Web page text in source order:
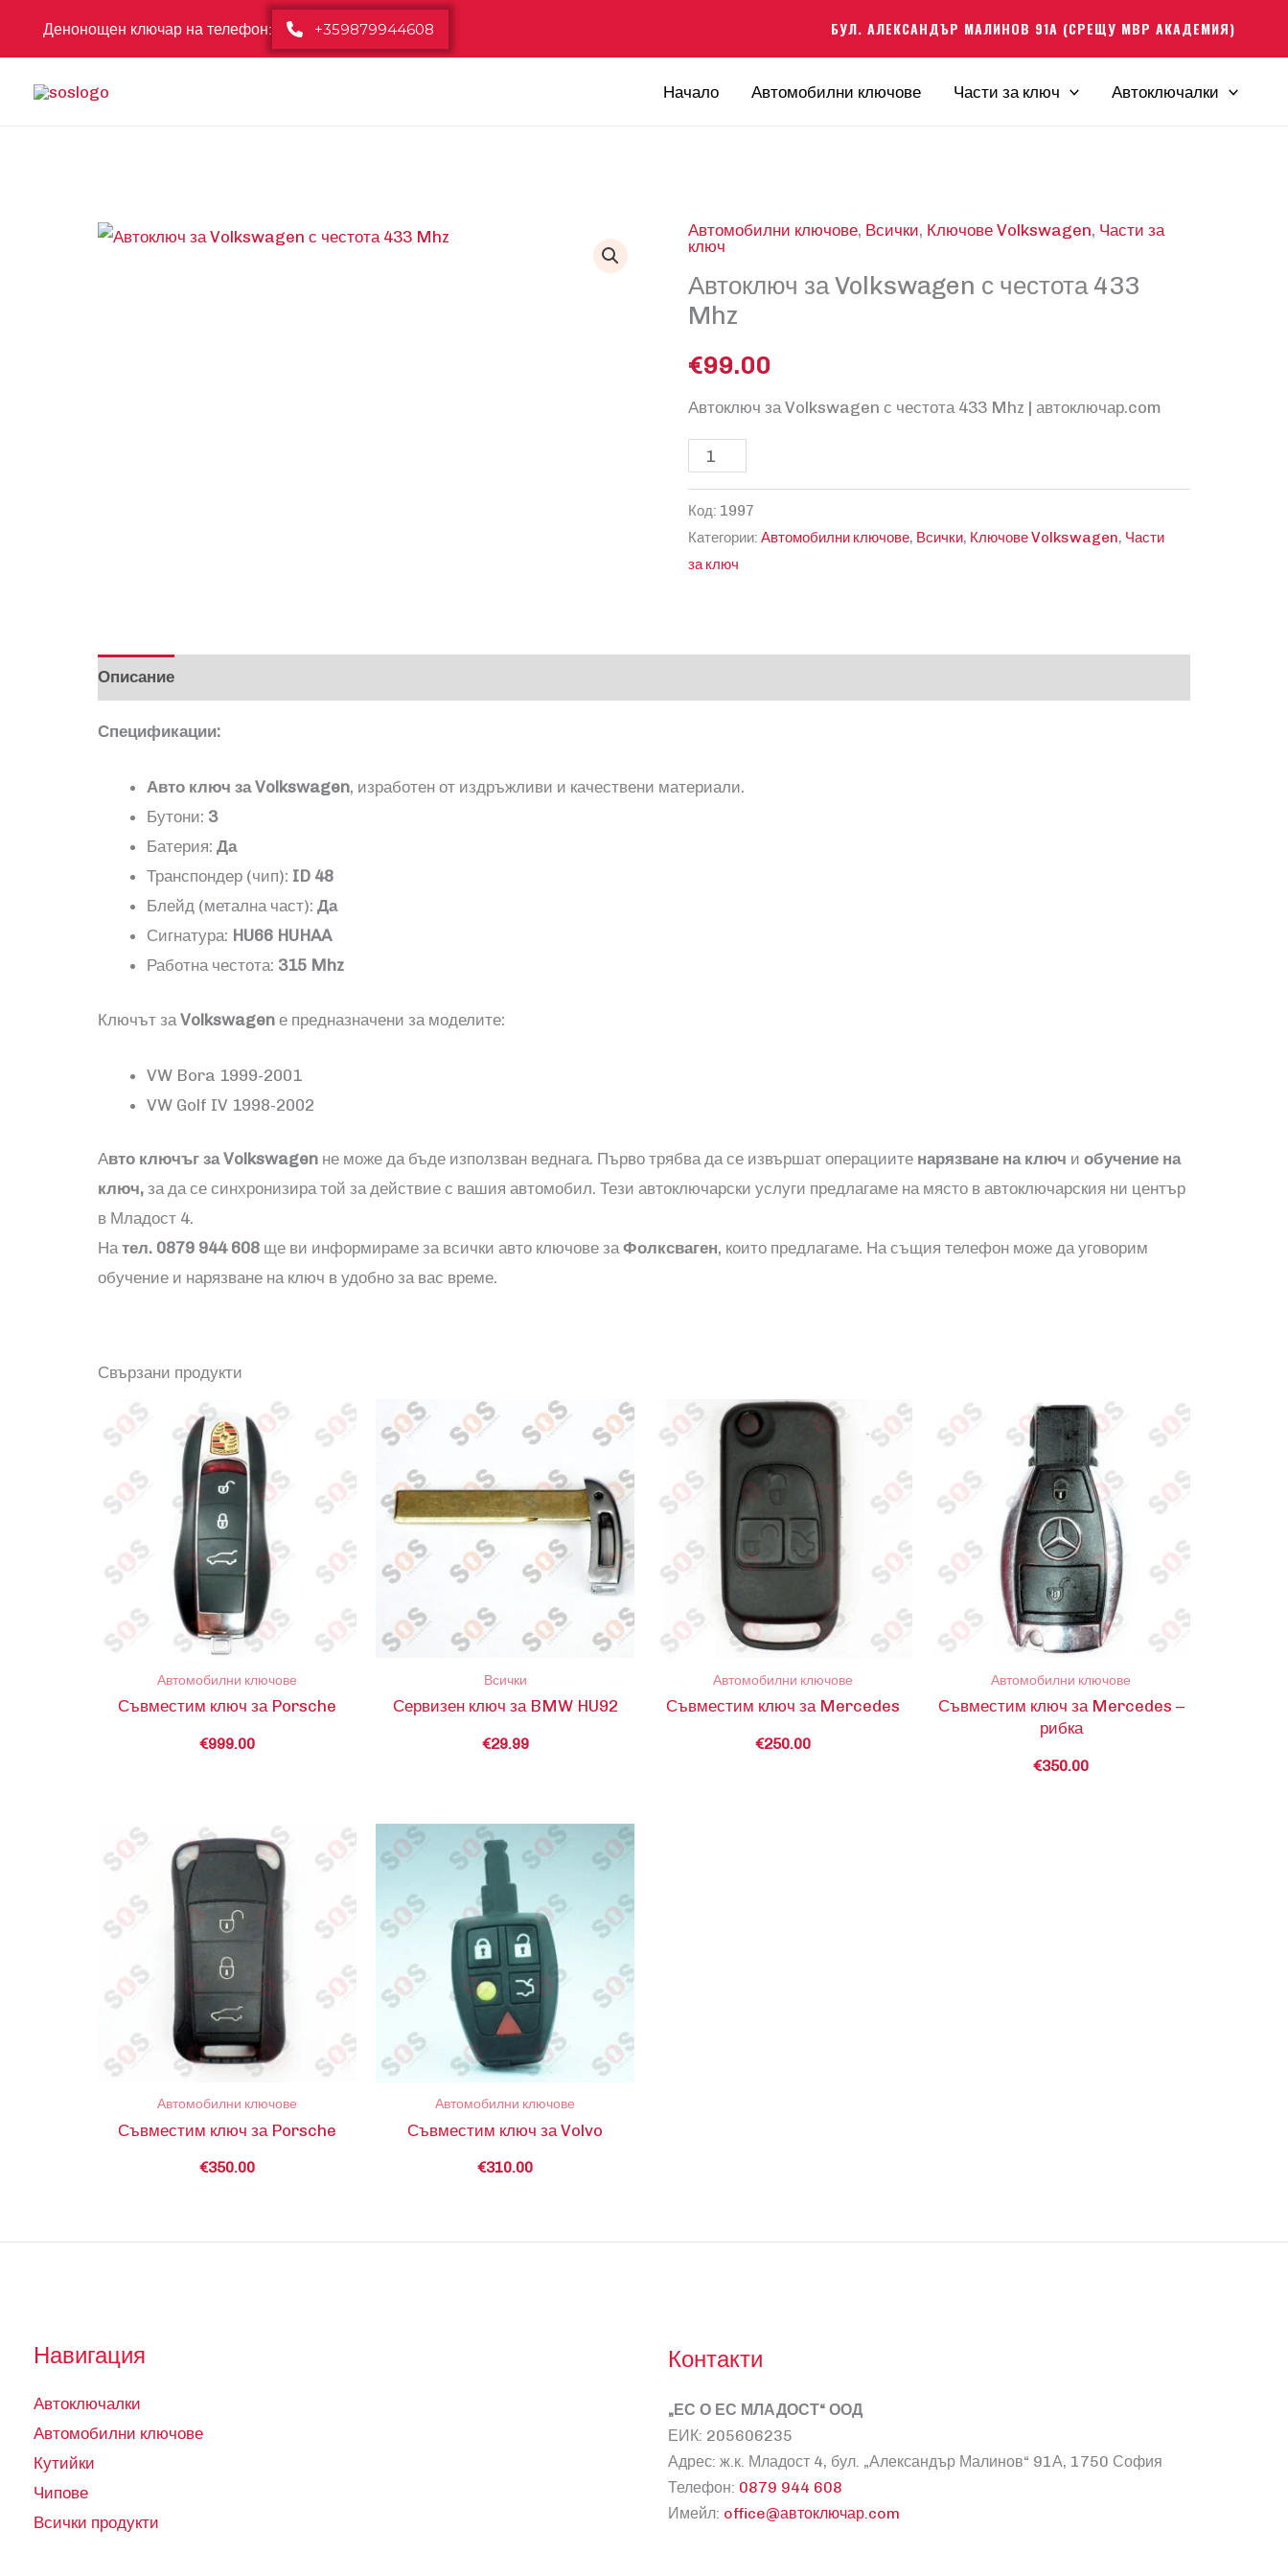
Денонощен ключар на телефон: +359879944608 БУЛ. АЛЕКСАНДЪР МАЛИНОВ 91А (СРЕЩУ МВР АКАДЕМИЯ)
Начало Автомобилни ключове Части за ключ Автоключалки
Автомобилни ключове, Всички, Ключове Volkswagen, Части за
ключ
Автоключ за Volkswagen с честота 433
Mhz
€99.00
Автоключ за Volkswagen с честота 433 Mhz | автоключар.com
количество
Автоключ
за
Volkswagen
433
Код: 1997
Категории: Автомобилни ключове, Всички, Ключове Volkswagen, Части
за ключ
Описание
Спецификации:
Авто ключ заVolkswagen, изработен от издръжливи и качествени материали.
Бутони: 3
Батерия: Да
Транспондер (чип): ID 48
Блейд (метална част): Да
Сигнатура: HU66 HUHAA
Работна честота: 315 Mhz
Ключът за Volkswagen е предназначени за моделите:
VW Bora 1999-2001
VW Golf IV 1998-2002
Авто ключъг заVolkswagen не може да бъде използван веднага. Първо трябва да се извършат операциите нарязване на ключ и обучение на
ключ, за да се синхронизира той за действие с вашия автомобил. Тези автоключарски услуги предлагаме на място в автоключарския ни център
в Младост 4.
Нател. 0879 944 608 ще ви информираме за всички авто ключове заФолксваген, които предлагаме. На същия телефон може да уговорим
обучение и нарязване на ключ в удобно за вас време.
Свързани продукти
Автомобилни ключове
Съвместим ключ за Porsche
€999.00
Всички
Сервизен ключ за BMW HU92
€29.99
Автомобилни ключове
Съвместим ключ за Mercedes
€250.00
Автомобилни ключове
Съвместим ключ за Mercedes –
рибка
€350.00
Автомобилни ключове
Съвместим ключ за Porsche
€350.00
Автомобилни ключове
Съвместим ключ за Volvo
€310.00
Навигация
Автоключалки
Автомобилни ключове
Кутийки
Чипове
Всички продукти
Контакти
„ЕС О ЕС МЛАДОСТ“ ООД
ЕИК: 205606235
Адрес: ж.к. Младост 4, бул. „Александър Малинов“ 91А, 1750 София
Телефон: 0879 944 608
Имейл: office@автоключар.com